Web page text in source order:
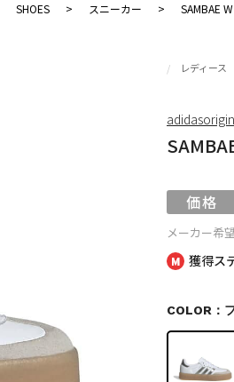
SHOES > スニーカー > SAMBAE W
獲得ス
レディース
メーカー希
COLOR：